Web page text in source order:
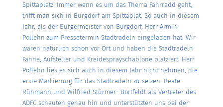
Spittaplatz. Immer wenn es um das Thema Fahrradd geht,
trifft man sich in Burgdorf am Spittaplat. So auch in diesem
Jahr, als der Bürgermeister von Burgdorf, Herr Armin
Pollehn zum Pressetermin Stadtradeln eingeladen hat. Wir
waren natürlich schon vor Ort und haben die Stadtradeln
Fahne, Aufsteller und Kreidesprayschablone platziert. Herr
Pollehn lies es sich auch in diesem Jahr nicht nehmen, die
erste Markierung für das Stadtradeln zu setzen. Beate
Rühmann und Wilfried Stürmer- Bortfeldt als Vertreter des
ADFC schauten genau hin und unterstützten uns bei der